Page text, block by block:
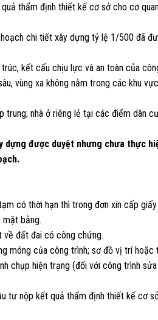
thẩm định thiết kế cơ sở cho cơ
chi tiết xây dựng tỷ lệ 1/500 đã
kết cấu chịu lực và an toàn của
vùng xa không nằm trong các khu
trung; nhà ở riêng lẻ tại các điểm dân
dựng được duyệt nhưng chưa thực
có thời hạn thì trong đơn xin cấp
bằng.
về đất đai có công chứng.
móng của công trình; sơ đồ vị trí hoặc
chụp hiện trạng (đối với công trình
tư nộp kết quả thẩm định thiết kế cơ